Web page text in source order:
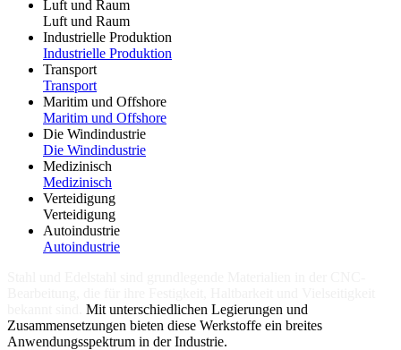
Luft und Raum
Luft und Raum
Industrielle Produktion
Industrielle Produktion
Transport
Transport
Maritim und Offshore
Maritim und Offshore
Die Windindustrie
Die Windindustrie
Medizinisch
Medizinisch
Verteidigung
Verteidigung
Autoindustrie
Autoindustrie
Mit unterschiedlichen Legierungen und
Zusammensetzungen bieten diese Werkstoffe ein breites
Anwendungsspektrum in der Industrie.